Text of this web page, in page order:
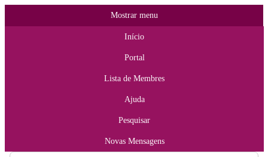
Mostrar menu
Início
Portal
Lista de Membres
Ajuda
Pesquisar
Novas Mensagens